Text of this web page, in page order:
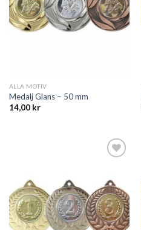
ALLA MOTIV
Medalj Glans – 50 mm
14,00 kr